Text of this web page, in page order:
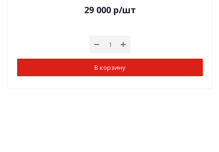
29 000 р/шт
В корзину